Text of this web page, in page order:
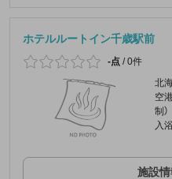
ホテルルートイン千歳駅前
-点 /0件
北
空
制
入
施設